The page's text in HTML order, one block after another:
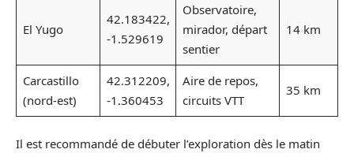
El Yugo
42.183422,
-1.529619
Observatoire,
mirador, départ
sentier
14 km
Carcastillo
(nord-est)
42.312209,
-1.360453
Aire de repos,
circuits VTT
35 km
Il est recommandé de débuter l’exploration dès le matin